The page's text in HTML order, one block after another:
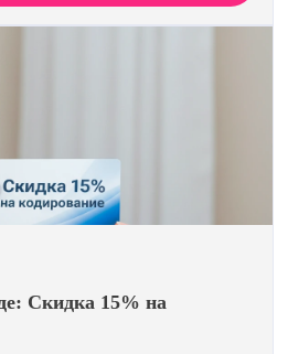
по удостоверению.
Скидка 15% на